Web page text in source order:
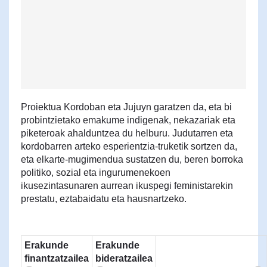
Proiektua Kordoban eta Jujuyn garatzen da, eta bi
probintzietako emakume indigenak, nekazariak eta
piketeroak ahalduntzea du helburu. Judutarren eta
kordobarren arteko esperientzia-truketik sortzen da,
eta elkarte-mugimendua sustatzen du, beren borroka
politiko, sozial eta ingurumenekoen
ikusezintasunaren aurrean ikuspegi feministarekin
prestatu, eztabaidatu eta hausnartzeko.
Erakunde
finantzatzailea
Erakunde
bideratzailea